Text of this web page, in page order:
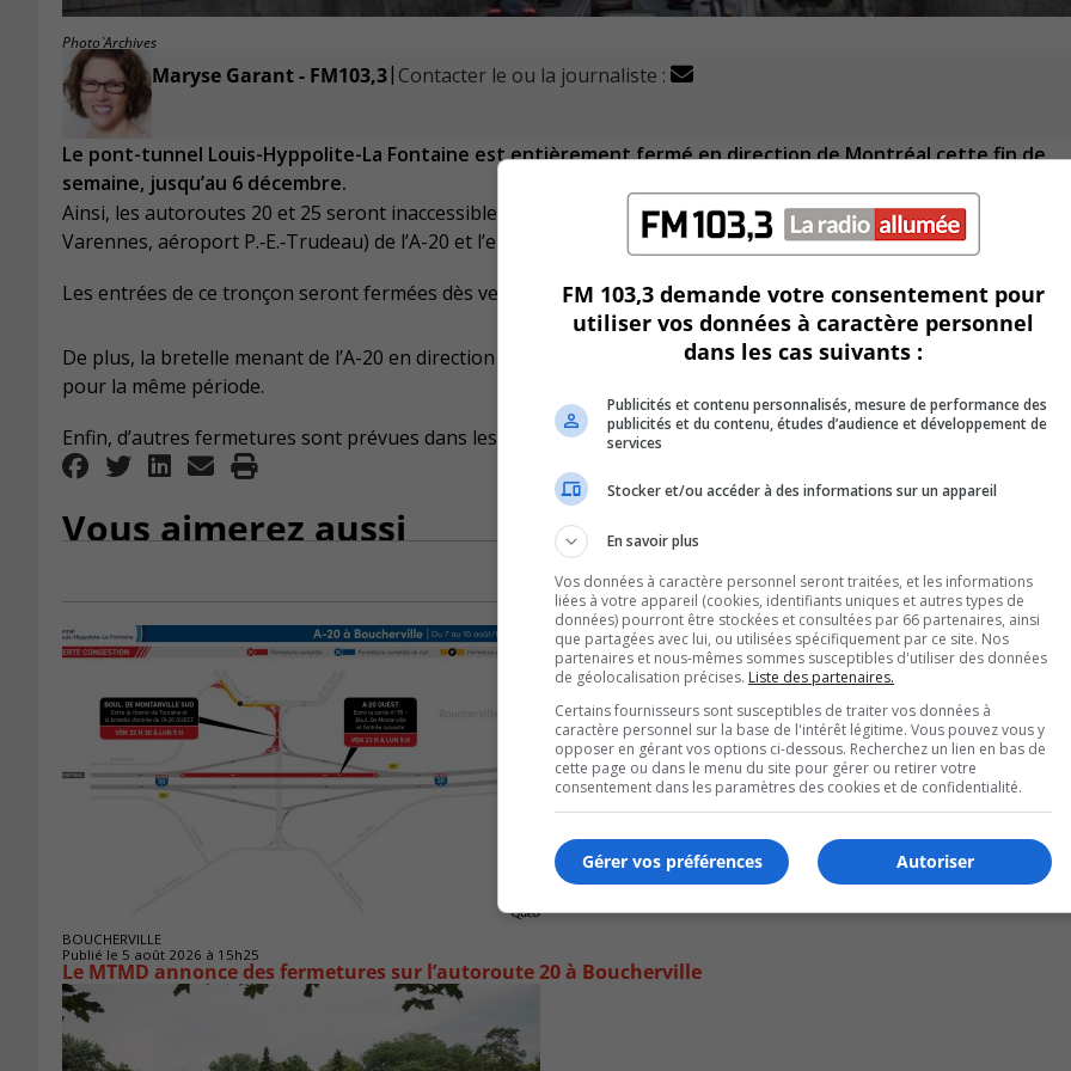
Photo`Archives
Maryse Garant - FM103,3| Contacter le ou la journaliste :
Le pont-tunnel Louis-Hyppolite-La Fontaine est entièrement fermé en direction de Montréal cette fin de
semaine, jusqu’au 6 décembre.
Ainsi, les autoroutes 20 et 25 seront inaccessibles entre la sortie n° 90 (Aut. 20 ouest, route 132, La Prairie / USA,
Varennes, aéroport P.‑E.‑Trudeau) de l’A-20 et l’entrée en provenance de la rue Notre-Dame Est.
Les entrées de ce tronçon seront fermées dès vendredi 23 h 30, jusqu’à à lundi 5 h du matin.
De plus, la bretelle menant de l’A-20 en direction est vers l’autoroute 30 en direction ouest sera également
pour la même période.
Enfin, d’autres fermetures sont prévues dans les prochaines semaines.
Vous aimerez aussi
BOUCHERVILLE
Publié le 5 août 2026 à 15h25
Le MTMD annonce des fermetures sur l’autoroute 20 à Boucherville
FM 103,3 demande votre consentement pour
utiliser vos données à caractère personnel
dans les cas suivants :
Publicités et contenu personnalisés, mesure de performance des
publicités et du contenu, études d’audience et développement de
services
Stocker et/ou accéder à des informations sur un appareil
En savoir plus
Vos données à caractère personnel seront traitées, et les informations
liées à votre appareil (cookies, identifiants uniques et autres types de
données) pourront être stockées et consultées par 66 partenaires, ainsi
que partagées avec lui, ou utilisées spécifiquement par ce site. Nos
partenaires et nous-mêmes sommes susceptibles d'utiliser des données
de géolocalisation précises. Liste des partenaires.
Certains fournisseurs sont susceptibles de traiter vos données à
caractère personnel sur la base de l'intérêt légitime. Vous pouvez vous y
opposer en gérant vos options ci-dessous. Recherchez un lien en bas de
cette page ou dans le menu du site pour gérer ou retirer votre
consentement dans les paramètres des cookies et de confidentialité.
Autoriser
Gérer vos préférences